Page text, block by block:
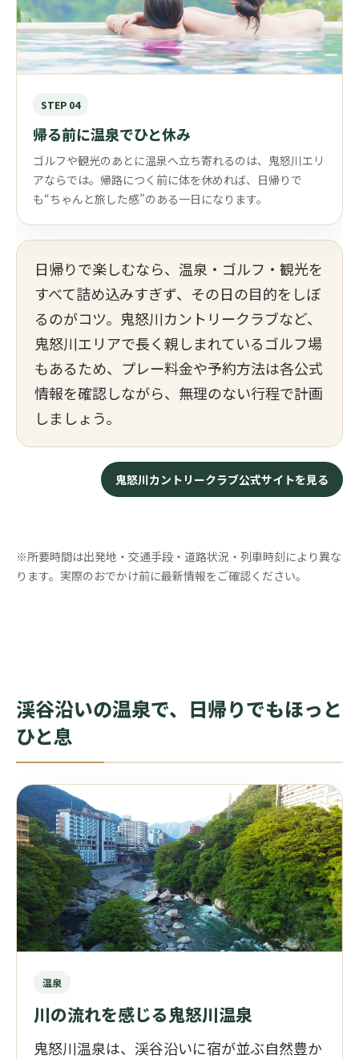
STEP 04
帰る前に温泉でひと休み
ゴルフや観光のあとに温泉へ立ち寄れるのは、鬼怒川エリ
アならでは。帰路につく前に体を休めれば、日帰りで
も“ちゃんと旅した感”のある一日になります。
日帰りで楽しむなら、温泉・ゴルフ・観光を
すべて詰め込みすぎず、その日の目的をしぼ
るのがコツ。鬼怒川カントリークラブなど、
鬼怒川エリアで長く親しまれているゴルフ場
もあるため、プレー料金や予約方法は各公式
情報を確認しながら、無理のない行程で計画
しましょう。
鬼怒川カントリークラブ公式サイトを見る
※所要時間は出発地・交通手段・道路状況・列車時刻により異な
ります。実際のおでかけ前に最新情報をご確認ください。
渓谷沿いの温泉で、日帰りでもほっと
ひと息
温泉
川の流れを感じる鬼怒川温泉
鬼怒川温泉は、渓谷沿いに宿が並ぶ自然豊か